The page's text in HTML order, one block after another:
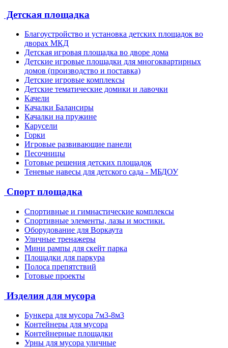
Детская площадка
Благоустройство и установка детских площадок во
дворах МКД
Детская игровая площадка во дворе дома
Детские игровые площадки для многоквартирных
домов (производство и поставка)
Детские игровые комплексы
Детские тематические домики и лавочки
Качели
Качалки Балансиры
Качалки на пружине
Карусели
Горки
Игровые развивающие панели
Песочницы
Готовые решения детских площадок
Теневые навесы для детского сада - МБДОУ
Спорт площадка
Спортивные и гимнастические комплексы
Спортивные элементы, лазы и мостики.
Оборудование для Воркаута
Уличные тренажеры
Мини рампы для скейт парка
Площадки для паркура
Полоса препятствий
Готовые проекты
Изделия для мусора
Бункера для мусора 7м3-8м3
Контейнеры для мусора
Контейнерные площадки
Урны для мусора уличные